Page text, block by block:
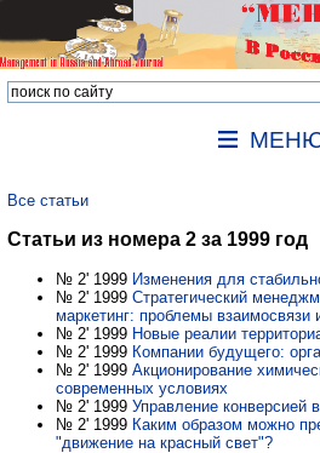
Все статьи
Статьи из номера 2 за 1999 год
№ 2' 1999 Изменения для
№ 2' 1999 Стратегический
маркетинг: проблемы взаимосвязи
№ 2' 1999 Новые реалии
№ 2' 1999 Компании будущего:
№ 2' 1999 Акционирование
современных условиях
№ 2' 1999 Управление конверсией
№ 2' 1999 Каким образом можно
"движение на красный свет"?